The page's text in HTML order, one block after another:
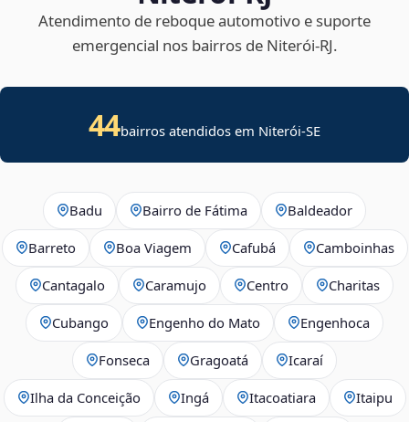
Atendimento de reboque automotivo e suporte
emergencial nos bairros de Niterói‑RJ.
44bairros atendidos em Niterói-SE
Badu Bairro de Fátima Baldeador
Barreto Boa Viagem Cafubá Camboinhas
Cantagalo Caramujo Centro Charitas
Cubango Engenho do Mato Engenhoca
Fonseca Gragoatá Icaraí
Ilha da Conceição Ingá Itacoatiara Itaipu